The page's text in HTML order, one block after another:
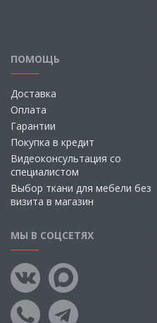
ПОМОЩЬ
Доставка
Оплата
Гарантии
Покупка в кредит
Видеоконсультация со
специалистом
Выбор ткани для мебели без
визита в магазин
МЫ В СОЦСЕТЯХ